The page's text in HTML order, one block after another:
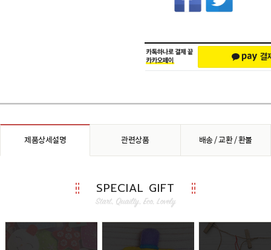
제품상세설명 관련상품 배송 / 교환 / 환불
SPECIAL GIFT